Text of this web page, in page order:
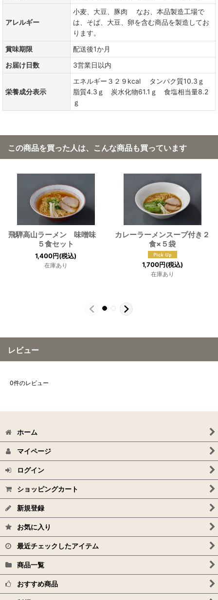
アレルギー
小麦、大豆、豚肉 なお、本品製造工場で
は、そば、大豆、卵を含む商品を製造してお
ります。
賞味期限
配送後1か月
お届け日数
3営業日以内
栄養成分表示
エネルギー３２９kcal タンパク質10.3ｇ
脂質4.3ｇ 炭水化物61.1ｇ 食塩相当量8.2
ｇ
この商品を買った人は、こんな商品も買っています
飛騨高山ラーメン 味噌味
５食セット
1,400円(税込)
在庫あり
カレーラーメンスープ付き２
食×５袋
1,700円(税込)
在庫あり
レビュー
0件のレビュー
ホーム
マイページ
ログイン
ショッピングカート
新規登録
お気に入り
最近チェックしたアイテム
商品一覧
おすすめ商品